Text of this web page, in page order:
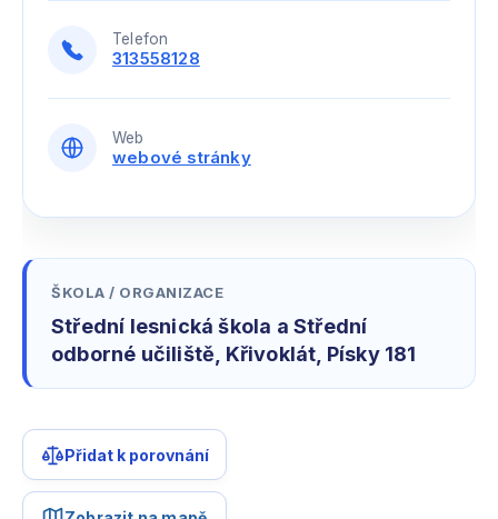
Telefon
313558128
Web
webové stránky
ŠKOLA / ORGANIZACE
Střední lesnická škola a Střední
odborné učiliště, Křivoklát, Písky 181
Přidat k porovnání